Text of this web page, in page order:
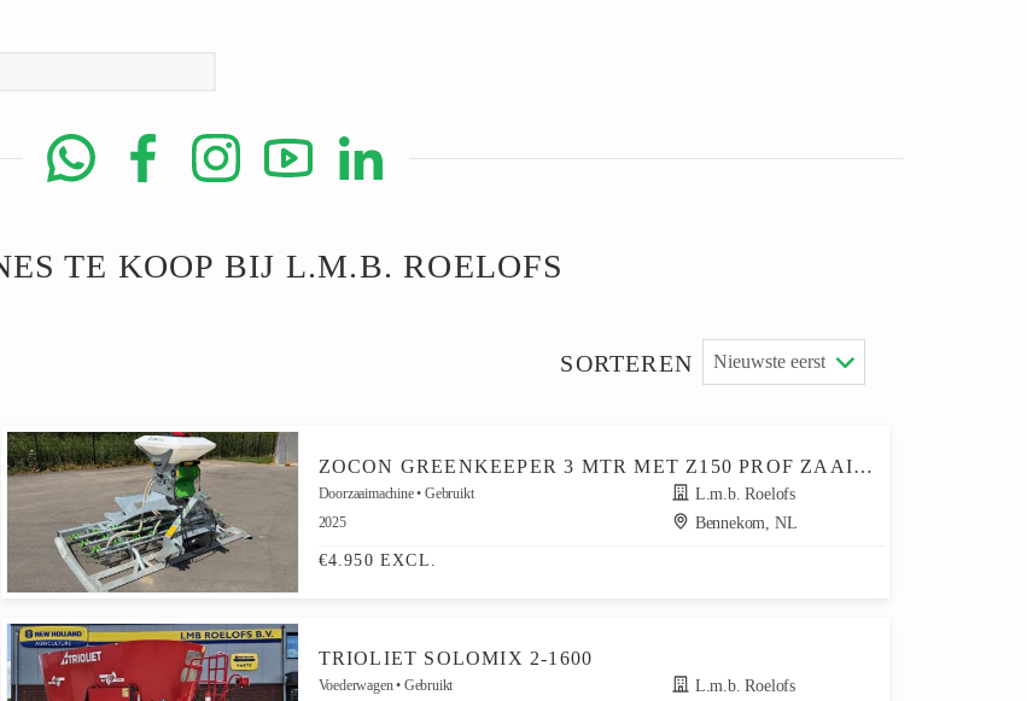
TE KOOP BIJ L.M.B. ROELOFS
SORTEREN
ZOCON GREENKEEPER 3 MTR MET Z150 PROF ZAAIMACHINE
Doorzaaimachine
Gebruikt
2025
L.m.b. Roelofs
Bennekom, NL
€4.950 EXCL.
TRIOLIET SOLOMIX 2-1600
Voederwagen
Gebruikt
L.m.b. Roelofs